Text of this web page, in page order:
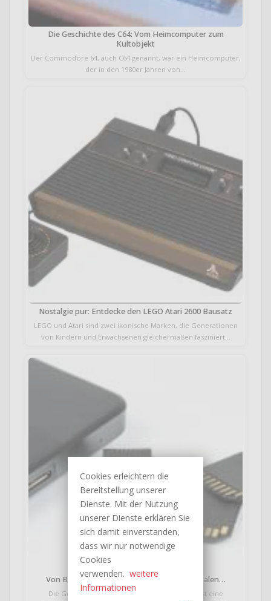
Die Geschichte des C64: Vom Heimcomputer zum
Kultobjekt
Der Commodore 64, auch C64 genannt, war ein Heimcomputer,
der in den 1980er Jahren von…
Nostalgie pur: Entdecke den LEGO Atari 2600 Bausatz
LEGO und Atari sind zwei ikonische Marken, die Generationen
von Kindern und Erwachsenen gleichermaßen fasziniert…
Von Bits und Bytes: Die Geschichte der digitalen…
Die Geschichte der digitalen Speichermedien ist eine
Cookies erleichtern die
Bereitstellung unserer
Dienste. Mit der Nutzung
unserer Dienste erklären Sie
sich damit einverstanden,
dass wir nur notwendige
Cookies
verwenden. weitere
Informationen